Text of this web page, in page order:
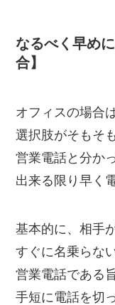
なるべく早め
合】
オフィスの場合
選択肢がそもそ
営業電話と分か
出来る限り早く
基本的に、相手
すぐに名乗らな
営業電話である
手短に電話を切